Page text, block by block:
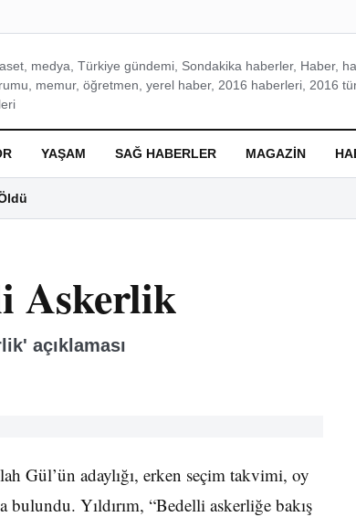
medya, Türkiye gündemi, Sondakika haberler, Haber,
memur, öğretmen, yerel haber, 2016 haberleri, 2016
YAŞAM SAĞ HABERLER MAGAZIN
Askerlik
açıklaması
Gül’ün adaylığı, erken seçim takvimi, oy
Yıldırım, “Bedelli askerliğe bakış